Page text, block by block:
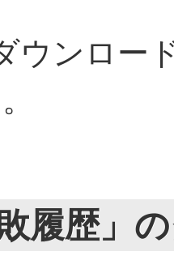
ウンロー
敗履歴」